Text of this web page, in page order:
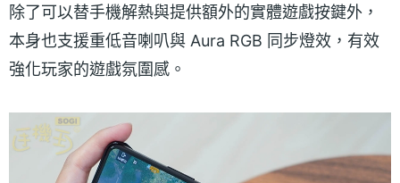
除了可以替手機解熱與提供額外的實體遊戲按鍵外，
本身也支援重低音喇叭與 Aura RGB 同步燈效，有效
強化玩家的遊戲氛圍感。